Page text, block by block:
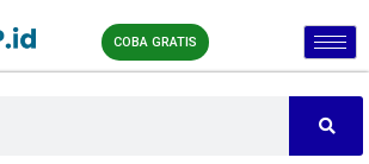
COBA GRATIS